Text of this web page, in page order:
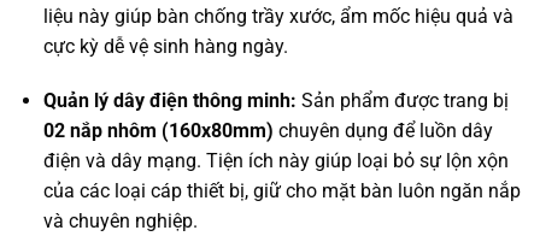
liệu này giúp bàn chống trầy xước, ẩm mốc hiệu quả và
cực kỳ dễ vệ sinh hàng ngày.
Quản lý dây điện thông minh: Sản phẩm được trang bị
02 nắp nhôm (160x80mm) chuyên dụng để luồn dây
điện và dây mạng. Tiện ích này giúp loại bỏ sự lộn xộn
của các loại cáp thiết bị, giữ cho mặt bàn luôn ngăn nắp
và chuyên nghiệp.